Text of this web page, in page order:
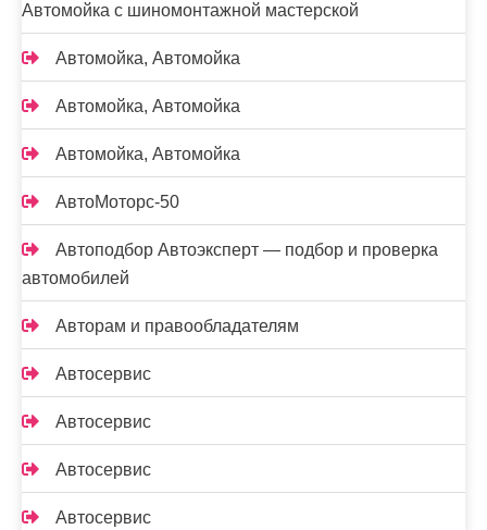
Автомойка с шиномонтажной мастерской
Автомойка, Автомойка
Автомойка, Автомойка
Автомойка, Автомойка
АвтоМоторс-50
Автоподбор Автоэксперт — подбор и проверка
автомобилей
Авторам и правообладателям
Автосервис
Автосервис
Автосервис
Автосервис